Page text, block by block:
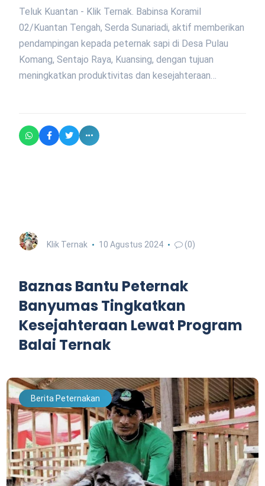
Teluk Kuantan - Klik Ternak. Babinsa Koramil
02/Kuantan Tengah, Serda Sunariadi, aktif memberikan
pendampingan kepada peternak sapi di Desa Pulau
Komang, Sentajo Raya, Kuansing, dengan tujuan
meningkatkan produktivitas dan kesejahteraan…
Klik Ternak 10 Agustus 2024 (0)
Baznas Bantu Peternak
Banyumas Tingkatkan
Kesejahteraan Lewat Program
Balai Ternak
Berita Peternakan